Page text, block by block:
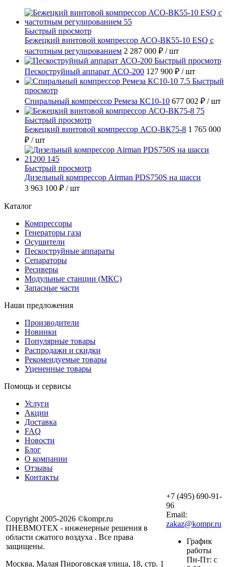
Быстрый просмотр
Бежецкий винтовой компрессор АСО-ВК55-10 ESQ с
частотным регулированием 2 287 000 ₽ / шт
Быстрый просмотр
Пескоструйный аппарат АСО-200 127 900 ₽ / шт
Быстрый
просмотр
Спиральный компрессор Ремеза КС10-10 677 002 ₽ / шт
Быстрый просмотр
Бежецкий винтовой компрессор АСО-ВК75-8 1 765 000
₽ / шт
Быстрый просмотр
Дизельный компрессор Airman PDS750S на шасси
3 963 100 ₽ / шт
Каталог
Компрессоры
Генераторы газа
Осушители
Пескоструйные аппараты
Сепараторы
Ресиверы
Модульные станции (МКС)
Запасные части
Наши предложения
Производители
Новинки
Популярные товары
Распродажи и скидки
Рекомендуемые товары
Уцененные товары
Помощь и сервисы
Услуги
Акции
Доставка
FAQ
Новости
Блог
О компании
Отзывы
Контакты
Copyright 2005-2026 ©kompr.ru
ПНЕВМОТЕХ - инженерные решения в
области сжатого воздуха . Все права
защищены.
Москва, Малая Пироговская улица, 18, стр. 1
+7 (495) 690-91-
96
Email:
zakaz@kompr.ru
График
работы
Пн-Пт: с